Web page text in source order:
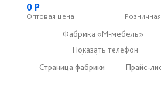
0Р
Оптовая цена Розничная
Фабрика «М-мебель»
+7 (902) 349-19-19
Показать телефон
Страница фабрики
Прайс-